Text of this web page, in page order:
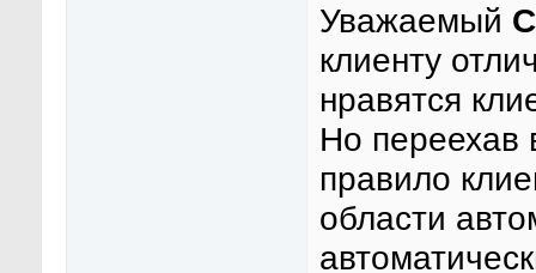
Уважаемый
клиенту
нравятся
Но переехав
правило
области